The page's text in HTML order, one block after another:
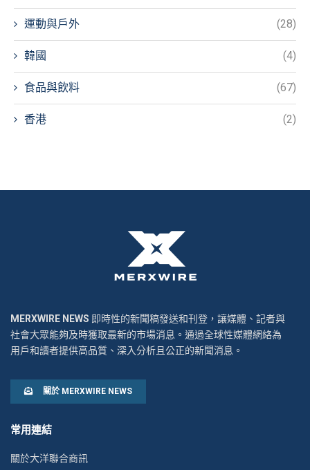
運動與戶外 (28)
韓國 (4)
食品與飲料 (67)
香港 (2)
MERXWIRE NEWS 即時性的新聞稿發送和刊登，讓媒體、記者與
社會大眾能夠及時獲取最新的市場消息。通過全球性媒體網絡為
用戶和讀者提供高品質、深入分析且公正的新聞消息。
關於 MERXWIRE NEWS
常用連結
關於大洋聯合商訊